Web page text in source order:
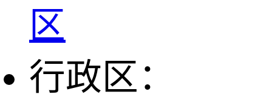
区
行政区：